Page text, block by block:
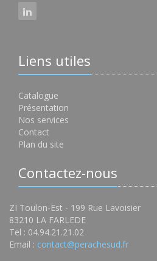
Liens utiles
Catalogue
Présentation
Nos services
Contact
Plan du site
Contactez-nous
ZI Toulon-Est - 199 Rue Lavoisier
83210 LA FARLEDE
Tel : 04.94.21.21.02
Email : contact@perachesud.fr